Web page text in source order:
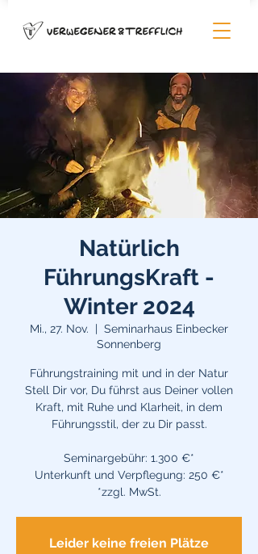
Natürlich
FührungsKraft -
Winter 2024
Mi., 27. Nov.
  |
Seminarhaus Einbecker
Sonnenberg
Führungstraining mit und in der Natur
Stell Dir vor, Du führst aus Deiner vollen
Kraft, mit Ruhe und Klarheit, in dem
Führungsstil, der zu Dir passt.
Seminargebühr: 1.300 €*
Unterkunft und Verpflegung: 250 €*
*zzgl. MwSt.
Leider keine freien Plätze